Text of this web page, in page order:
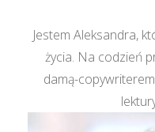
Jestem Aleksandra,
życia. Na codzień
damą-